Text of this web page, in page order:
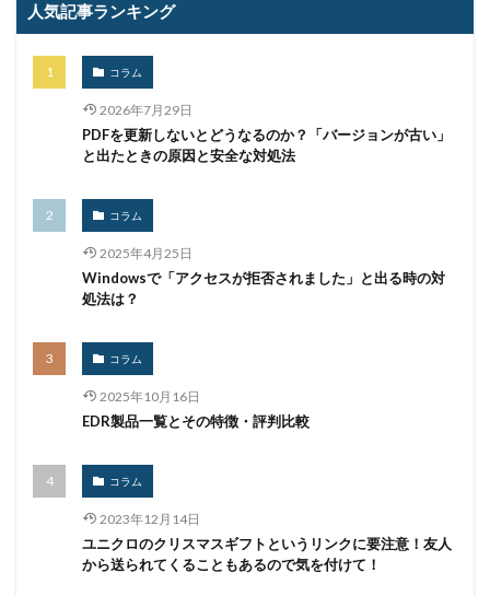
人気記事ランキング
コラム
2026年7月29日
PDFを更新しないとどうなるのか？「バージョンが古い」
と出たときの原因と安全な対処法
コラム
2025年4月25日
Windowsで「アクセスが拒否されました」と出る時の対
処法は？
コラム
2025年10月16日
EDR製品一覧とその特徴・評判比較
コラム
2023年12月14日
ユニクロのクリスマスギフトというリンクに要注意！友人
から送られてくることもあるので気を付けて！